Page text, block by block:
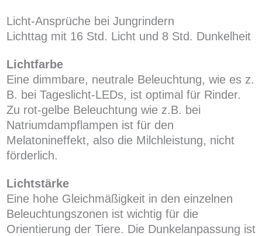
Licht-Ansprüche bei Jungrindern
Lichttag mit 16 Std. Licht und 8 Std. Dunkelheit
Lichtfarbe
Eine dimmbare, neutrale Beleuchtung, wie es z.
B. bei Tageslicht-LEDs, ist optimal für Rinder.
Zu rot-gelbe Beleuchtung wie z.B. bei
Natriumdampflampen ist für den
Melatonineffekt, also die Milchleistung, nicht
förderlich.
Lichtstärke
Eine hohe Gleichmäßigkeit in den einzelnen
Beleuchtungszonen ist wichtig für die
Orientierung der Tiere. Die Dunkelanpassung ist